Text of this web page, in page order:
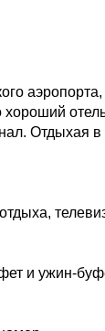
Отдыхая в
и ужин-